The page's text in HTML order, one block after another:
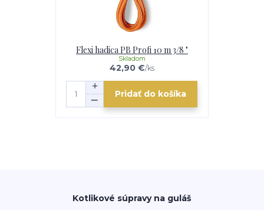
Flexi hadica PB Profi 10 m 3/8 "
42,90 €/ks
Skladom
Pridať do košíka
Kotlikové súpravy na guláš